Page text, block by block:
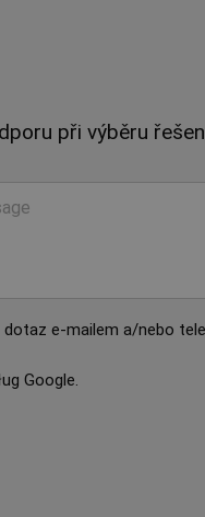
při výběru
e-mailem a/nebo
Google.